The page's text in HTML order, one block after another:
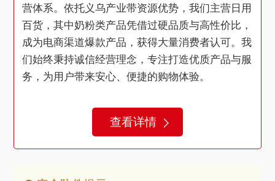
售；珠宝首饰零售；五金产品零售；电子产品销
售；礼品花卉销售；玩具、动漫及游艺用品销
售；汽车零配件零售；汽车装饰用品销售；厨具
卫具及日用杂品零售；家用电器销售；家用电器
零配件销售；家居用品销售；家具销售；茶具销
用品销售；日用化学产品销售；照相机及器材销
售；通讯设备销售；移动通信设备销售；电子元
美术品及收藏品零售（象牙及其制品除外）；建
营体系。依托义乌产业带资源优势，我们主营日用
百货，其中奶粉类产品凭借过硬品质与高性价比，
成为电商渠道爆款产品，获得大量消费者认可。我
们始终秉持诚信经营理念，专注打造优质产品与服
务，为用户带来安心、便捷的购物体验。
查看详情